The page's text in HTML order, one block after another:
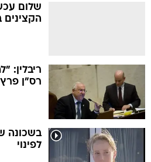
שלום
הקצינים
ריבלין:
רס"ן
בשכונה
לפינוי